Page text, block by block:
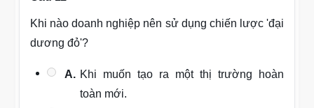
Khi nào doanh nghiệp nên sử dụng chiến lược 'đại
dương đỏ'?
A. Khi muốn tạo ra một thị trường hoàn
toàn mới.